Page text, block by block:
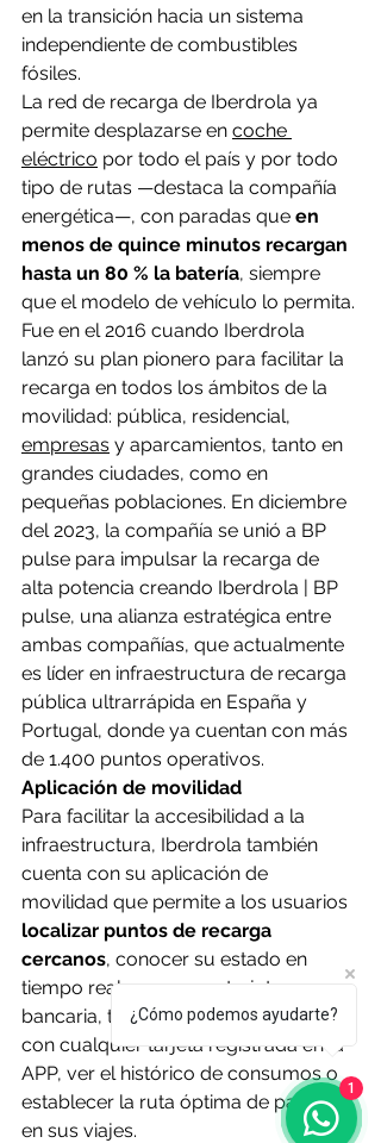
en la transición hacia un sistema
independiente de combustibles
fósiles.
La red de recarga de Iberdrola ya
permite desplazarse en coche
eléctrico por todo el país y por todo
tipo de rutas —destaca la compañía
energética—, con paradas que en
menos de quince minutos recargan
hasta un 80 % la batería, siempre
que el modelo de vehículo lo permita.
Fue en el 2016 cuando Iberdrola
lanzó su plan pionero para facilitar la
recarga en todos los ámbitos de la
movilidad: pública, residencial,
empresas y aparcamientos, tanto en
grandes ciudades, como en
pequeñas poblaciones. En diciembre
del 2023, la compañía se unió a BP
pulse para impulsar la recarga de
alta potencia creando Iberdrola | BP
pulse, una alianza estratégica entre
ambas compañías, que actualmente
es líder en infraestructura de recarga
pública ultrarrápida en España y
Portugal, donde ya cuentan con más
de 1.400 puntos operativos.
Aplicación de movilidad
Para facilitar la accesibilidad a la
infraestructura, Iberdrola también
cuenta con su aplicación de
movilidad que permite a los usuarios
localizar puntos de recarga
cercanos, conocer su estado en
tiempo real, pagar con tarjeta
bancaria, tarjeta de recarga (RFID) o
con cualquier tarjeta registrada en la
APP, ver el histórico de consumos o
establecer la ruta óptima de paradas
en sus viajes.
¿Cómo podemos ayudarte?
1